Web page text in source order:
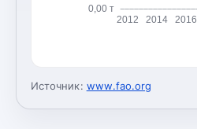
0,00 т
2012 2014 2016
Источник: www.fao.org